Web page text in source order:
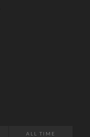
ALL TIME